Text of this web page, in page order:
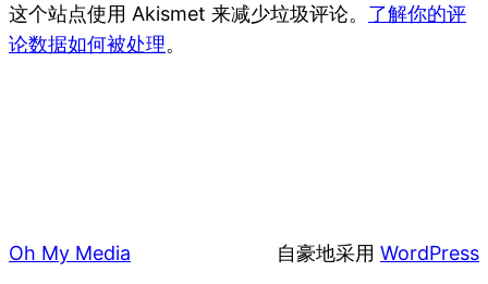
这个站点使用 Akismet 来减少垃圾评论。 了解你的评
论数据如何被处理。
Oh My Media 自豪地采用 WordPress